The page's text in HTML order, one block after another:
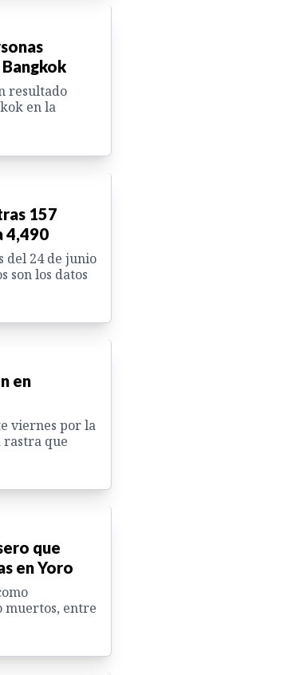
resultado
en la
157
4,490
del 24 de junio
son los datos
en
viernes por la
rastra que
que
en Yoro
muertos, entre